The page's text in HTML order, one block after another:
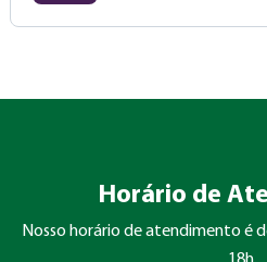
Horário de
Nosso horário de atendimento é